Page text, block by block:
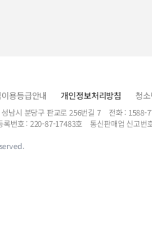
용등급안내 개인정보처리방침 청
성남시 분당구 판교로 256번길 7 전화 :
번호 : 220-87-17483호 통신판매업 신고번